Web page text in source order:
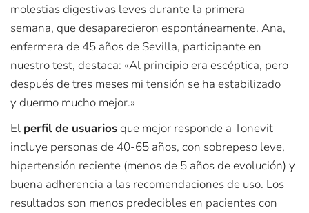
molestias digestivas leves durante la primera
semana, que desaparecieron espontáneamente. Ana,
enfermera de 45 años de Sevilla, participante en
nuestro test, destaca: «Al principio era escéptica, pero
después de tres meses mi tensión se ha estabilizado
y duermo mucho mejor.»
El perfil de usuariosque mejor responde a Tonevit
incluye personas de 40-65 años, con sobrepeso leve,
hipertensión reciente (menos de 5 años de evolución) y
buena adherencia a las recomendaciones de uso. Los
resultados son menos predecibles en pacientes con